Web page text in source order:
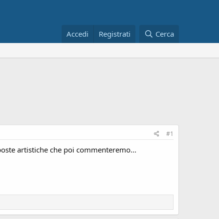
Accedi Registrati Cerca
#1
artistiche che poi commenteremo...